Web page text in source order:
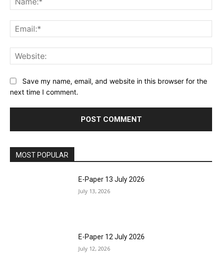
Save my name, email, and website in this browser for the
next time I comment.
MOST POPULAR
E-Paper 13 July 2026
July 13, 2026
E-Paper 12 July 2026
July 12, 2026